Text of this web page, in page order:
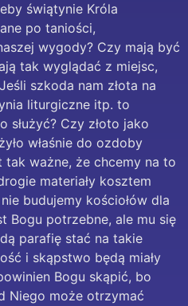
świątynie Króla
po taniości,
wygody? Czy mają być
tak wyglądać z miejsc,
szkoda nam złota na
liturgiczne itp. to
służyć? Czy złoto jako
właśnie do ozdoby
ważne, że chcemy na to
materiały kosztem
budujemy kościołów dla
Bogu potrzebne, ale mu się
parafię stać na takie
i skąpstwo będą miały
Bogu skąpić, bo
Niego może otrzymać